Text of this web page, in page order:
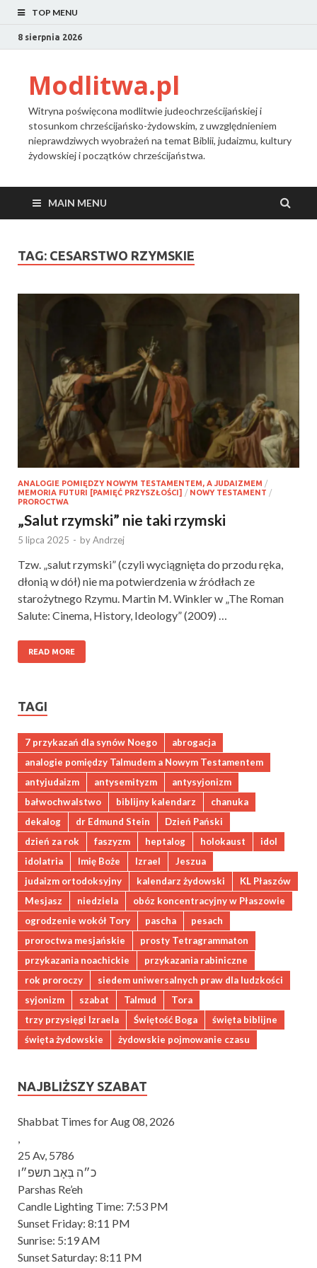
TOP MENU
8 sierpnia 2026
Modlitwa.pl
Witryna poświęcona modlitwie judeochrześcijańskiej i
stosunkom chrześcijańsko-żydowskim, z uwzględnieniem
nieprawdziwych wyobrażeń na temat Biblii, judaizmu, kultury
żydowskiej i początków chrześcijaństwa.
MAIN MENU
TAG: CESARSTWO RZYMSKIE
ANALOGIE POMIĘDZY NOWYM TESTAMENTEM, A JUDAIZMEM /
MEMORIA FUTURI [PAMIĘĆ PRZYSZŁOŚCI] / NOWY TESTAMENT /
PROROCTWA
„Salut rzymski” nie taki rzymski
5 lipca 2025 - byAndrzej
Tzw. „salut rzymski” (czyli wyciągnięta do przodu ręka,
dłonią w dół) nie ma potwierdzenia w źródłach ze
starożytnego Rzymu. Martin M. Winkler w „The Roman
Salute: Cinema, History, Ideology” (2009) …
READ MORE
TAGI
7 przykazań dla synów Noego
abrogacja
analogie pomiędzy Talmudem a Nowym Testamentem
antyjudaizm
antysemityzm
antysyjonizm
bałwochwalstwo
biblijny kalendarz
chanuka
dekalog
dr Edmund Stein
Dzień Pański
dzień za rok
faszyzm heptalog holokaust
idol
idolatria
Imię Boże Izrael
Jeszua
judaizm ortodoksyjny
kalendarz żydowski
KL Płaszów
Mesjasz
niedziela
obóz koncentracyjny w Płaszowie
ogrodzenie wokół Tory
pascha
pesach
proroctwa mesjańskie
prosty Tetragrammaton
przykazania noachickie
przykazania rabiniczne
rok proroczy
siedem uniwersalnych praw dla ludzkości
syjonizm
szabat Talmud
Tora
trzy przysięgi Izraela
Świętość Boga
święta biblijne
święta żydowskie
żydowskie pojmowanie czasu
NAJBLIŻSZY SZABAT
Shabbat Times for Aug 08, 2026
25 Av, 5786
כ״ה בְּאָב תשפ״ו
Parshas Re’eh
Candle Lighting Time: 7:53 PM
Sunset Friday: 8:11 PM
Sunrise: 5:19 AM
Sunset Saturday: 8:11 PM